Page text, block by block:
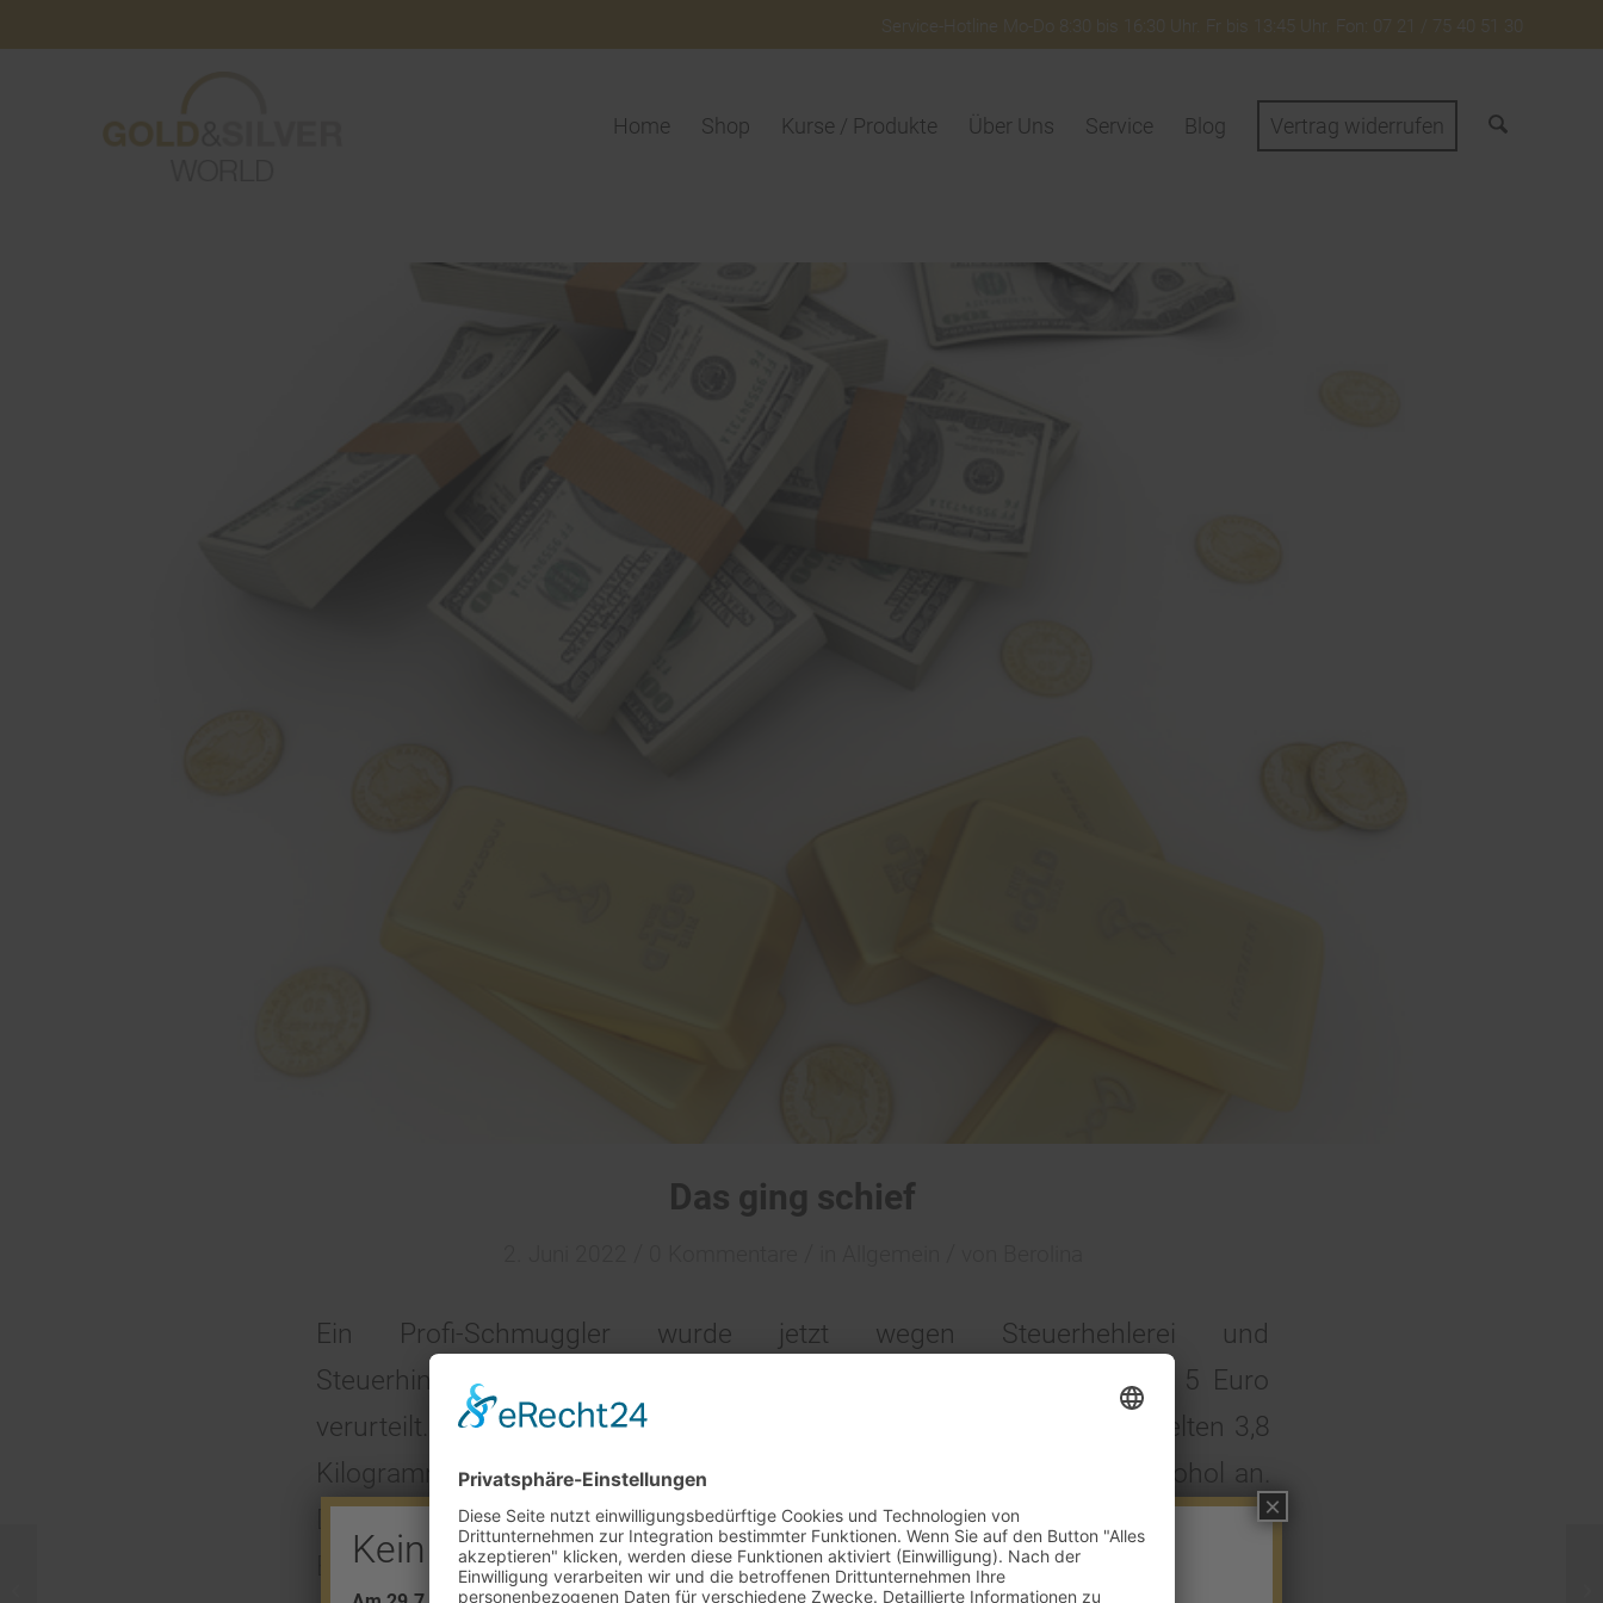
Service-Hotline Mo-Do 8:30 bis 16:30 Uhr. Fr bis 13:45 Uhr. Fon: 07 21 / 75 40 51 30
Home Shop Kurse / Produkte Über Uns Service Blog Vertrag widerrufen
Das ging schief
Ein Profi-Schmuggler wurde jetzt wegen Steuerhehlerei und
Steuerhinterziehung zu einer Geldstrafe von 120 Tagessätzen zu je 5 Euro
verurteilt. Zudem ordnete das Gericht die Einziehung der geschmuggelten 3,8
Kilogramm Goldschmuck, 2340 Stück Zigaretten und über 20 Liter Alkohol an.
Durch den Schmuggel habe sich der Mann Steuern in Höhe von über 23.000
Euro gespart. Vor Gericht verlangte der Angeklagte nun die Herausgabe
Kein Barverkaufstag am 29.7. + 5.8.
×